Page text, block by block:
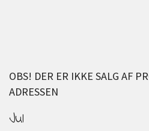
OBS! DER ER IKKE SALG AF
ADRESSEN
Jul